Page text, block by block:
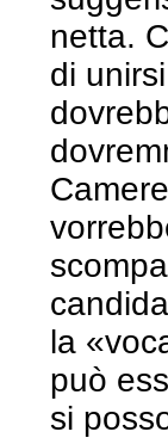
netta.
di
la
può
si